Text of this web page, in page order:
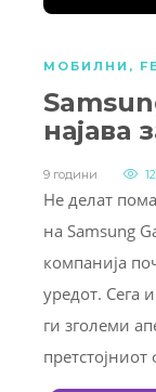
МОБИЛНИ ,
најава
9 години
Не делат
на Samsung
компанија
уредот. Сега
ги зголеми
претстојниот